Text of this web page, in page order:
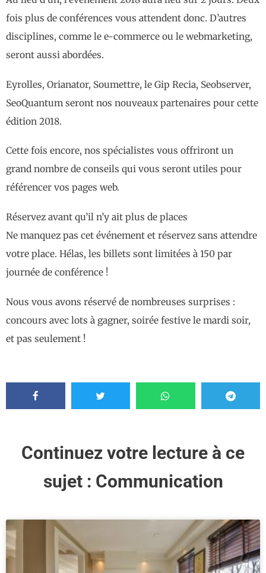
fois plus de conférences vous attendent donc. D’autres
disciplines, comme le e-commerce ou le webmarketing,
seront aussi abordées.
Eyrolles, Orianator, Soumettre, le Gip Recia, Seobserver,
SeoQuantum seront nos nouveaux partenaires pour cette
édition 2018.
Cette fois encore, nos spécialistes vous offriront un
grand nombre de conseils qui vous seront utiles pour
référencer vos pages web.
Réservez avant qu’il n’y ait plus de places
Ne manquez pas cet événement et réservez sans attendre
votre place. Hélas, les billets sont limitées à 150 par
journée de conférence !
Nous vous avons réservé de nombreuses surprises :
concours avec lots à gagner, soirée festive le mardi soir,
et pas seulement !
Continuez votre lecture à ce
sujet : Communication